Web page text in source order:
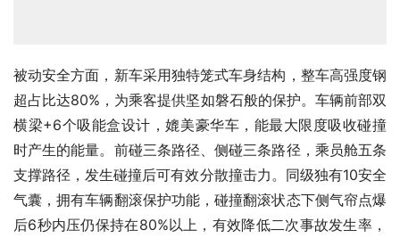
被动安全方面，新车采用独特笼式车身结构，整车高强度钢
超占比达80%，为乘客提供坚如磐石般的保护。车辆前部双
横梁+6个吸能盒设计，媲美豪华车，能最大限度吸收碰撞
时产生的能量。前碰三条路径、侧碰三条路径，乘员舱五条
支撑路径，发生碰撞后可有效分散撞击力。同级独有10安全
气囊，拥有车辆翻滚保护功能，碰撞翻滚状态下侧气帘点爆
后6秒内压仍保持在80%以上，有效降低二次事故发生率，